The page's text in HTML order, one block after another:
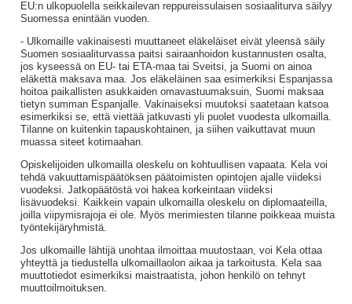
EU:n ulkopuolella seikkailevan reppureissulaisen sosiaaliturva säilyy
Suomessa enintään vuoden.
- Ulkomaille vakinaisesti muuttaneet eläkeläiset eivät yleensä säily
Suomen sosiaaliturvassa paitsi sairaanhoidon kustannusten osalta,
jos kyseessä on EU- tai ETA-maa tai Sveitsi, ja Suomi on ainoa
eläkettä maksava maa. Jos eläkeläinen saa esimerkiksi Espanjassa
hoitoa paikallisten asukkaiden omavastuumaksuin, Suomi maksaa
tietyn summan Espanjalle. Vakinaiseksi muutoksi saatetaan katsoa
esimerkiksi se, että viettää jatkuvasti yli puolet vuodesta ulkomailla.
Tilanne on kuitenkin tapauskohtainen, ja siihen vaikuttavat muun
muassa siteet kotimaahan.
Opiskelijoiden ulkomailla oleskelu on kohtuullisen vapaata. Kela voi
tehdä vakuuttamispäätöksen päätoimisten opintojen ajalle viideksi
vuodeksi. Jatkopäätöstä voi hakea korkeintaan viideksi
lisävuodeksi. Kaikkein vapain ulkomailla oleskelu on diplomaateilla,
joilla viipymisrajoja ei ole. Myös merimiesten tilanne poikkeaa muista
työntekijäryhmistä.
Jos ulkomaille lähtijä unohtaa ilmoittaa muutostaan, voi Kela ottaa
yhteyttä ja tiedustella ulkomaillaolon aikaa ja tarkoitusta. Kela saa
muuttotiedot esimerkiksi maistraatista, johon henkilö on tehnyt
muuttoilmoituksen.